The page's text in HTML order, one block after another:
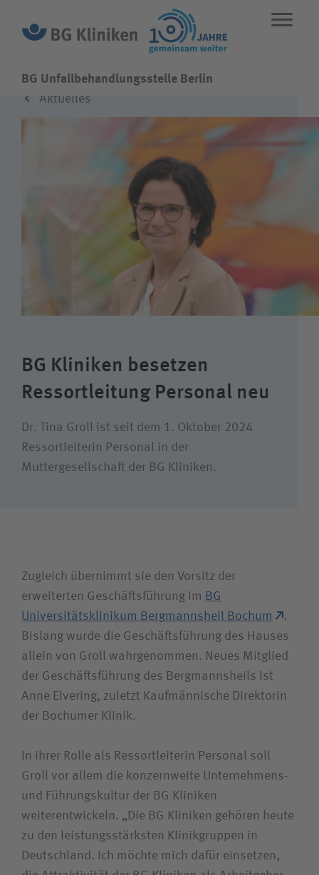
STANDORTE ENGLISHNOTFALL
Suchwert
Zuweiserin / Zuweiser
Bewerberin /Bewerber
Journalistin / Journalist
BG Unfallbehandlungsstelle Berlin
Aktuelles
BG Kliniken besetzen
Ressortleitung Personal neu
Dr. Tina Groll ist seit dem 1. Oktober 2024
Ressortleiterin Personal in der
Muttergesellschaft der BG Kliniken.
Zugleich übernimmt sie den Vorsitz der
erweiterten Geschäfts­führung im BG
Universitätsklinikum Bergmannsheil Bochum
.
Bislang wurde die Geschäfts­führung des Hauses
allein von Groll wahrgenommen. Neues Mitglied
der Geschäftsführung des Bergmannsheils ist
Anne Elvering, zuletzt Kaufmännische Direktorin
der Bochumer Klinik.
In ihrer Rolle als Ressortleiterin Personal soll
Groll vor allem die konzernweite Unternehmens-
und Führungskultur der BG Kliniken
weiterentwickeln. „Die BG Kliniken gehören heute
zu den leistungsstärksten Klinikgruppen in
Deutschland. Ich möchte mich dafür einsetzen,